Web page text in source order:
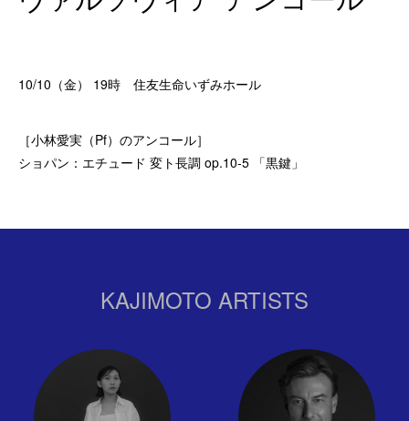
10/10（金） 19時 住友生命いずみホール
［小林愛実（Pf）のアンコール］
ショパン：エチュード 変ト長調 op.10-5 「黒鍵」
KAJIMOTO ARTISTS